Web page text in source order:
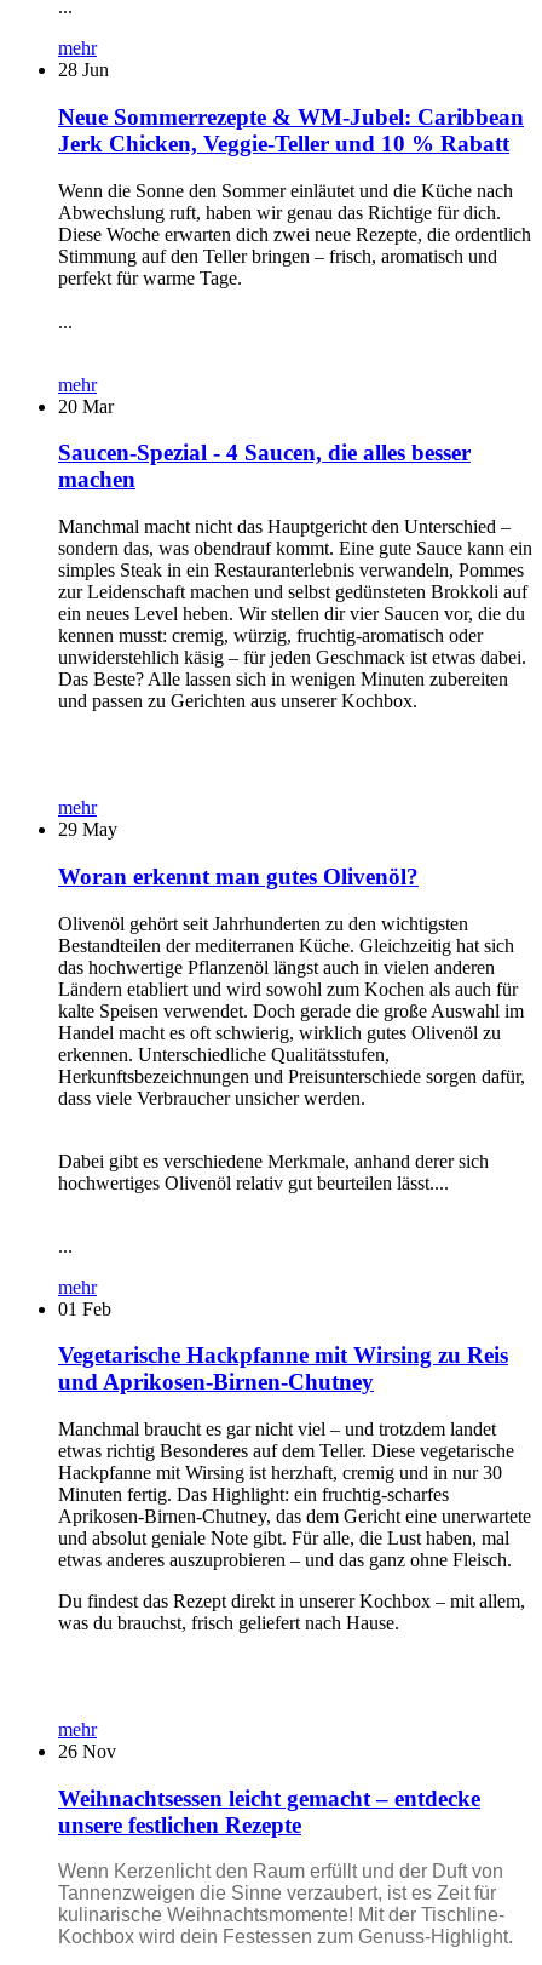
...
mehr
28 Jun
Neue Sommerrezepte & WM-Jubel: Caribbean
Jerk Chicken, Veggie-Teller und 10 % Rabatt
Wenn die Sonne den Sommer einläutet und die Küche nach
Abwechslung ruft, haben wir genau das Richtige für dich.
Diese Woche erwarten dich zwei neue Rezepte, die ordentlich
Stimmung auf den Teller bringen – frisch, aromatisch und
perfekt für warme Tage.
...
mehr
20 Mar
Saucen-Spezial - 4 Saucen, die alles besser
machen
Manchmal macht nicht das Hauptgericht den Unterschied –
sondern das, was obendrauf kommt. Eine gute Sauce kann ein
simples Steak in ein Restauranterlebnis verwandeln, Pommes
zur Leidenschaft machen und selbst gedünsteten Brokkoli auf
ein neues Level heben. Wir stellen dir vier Saucen vor, die du
kennen musst: cremig, würzig, fruchtig-aromatisch oder
unwiderstehlich käsig – für jeden Geschmack ist etwas dabei.
Das Beste? Alle lassen sich in wenigen Minuten zubereiten
und passen zu Gerichten aus unserer Kochbox.
mehr
29 May
Woran erkennt man gutes Olivenöl?
Olivenöl gehört seit Jahrhunderten zu den wichtigsten
Bestandteilen der mediterranen Küche. Gleichzeitig hat sich
das hochwertige Pflanzenöl längst auch in vielen anderen
Ländern etabliert und wird sowohl zum Kochen als auch für
kalte Speisen verwendet. Doch gerade die große Auswahl im
Handel macht es oft schwierig, wirklich gutes Olivenöl zu
erkennen. Unterschiedliche Qualitätsstufen,
Herkunftsbezeichnungen und Preisunterschiede sorgen dafür,
dass viele Verbraucher unsicher werden.
Dabei gibt es verschiedene Merkmale, anhand derer sich
hochwertiges Olivenöl relativ gut beurteilen lässt....
...
mehr
01 Feb
Vegetarische Hackpfanne mit Wirsing zu Reis
und Aprikosen-Birnen-Chutney
Manchmal braucht es gar nicht viel – und trotzdem landet
etwas richtig Besonderes auf dem Teller. Diese vegetarische
Hackpfanne mit Wirsing ist herzhaft, cremig und in nur 30
Minuten fertig. Das Highlight: ein fruchtig-scharfes
Aprikosen-Birnen-Chutney, das dem Gericht eine unerwartete
und absolut geniale Note gibt. Für alle, die Lust haben, mal
etwas anderes auszuprobieren – und das ganz ohne Fleisch.
Du findest das Rezept direkt in unserer Kochbox – mit allem,
was du brauchst, frisch geliefert nach Hause.
mehr
26 Nov
Weihnachtsessen leicht gemacht – entdecke
unsere festlichen Rezepte
Wenn Kerzenlicht den Raum erfüllt und der Duft von
Tannenzweigen die Sinne verzaubert, ist es Zeit für
kulinarische Weihnachtsmomente! Mit der Tischline-
Kochbox wird dein Festessen zum Genuss-Highlight.